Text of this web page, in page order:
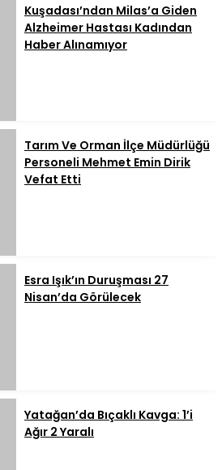
Kuşadası’ndan Milas’a Giden
Alzheimer Hastası Kadından
Haber Alınamıyor
Tarım Ve Orman İlçe Müdürlüğü
Personeli Mehmet Emin Dirik
Vefat Etti
Esra Işık’ın Duruşması 27
Nisan’da Görülecek
Yatağan’da Bıçaklı Kavga: 1’i
Ağır 2 Yaralı